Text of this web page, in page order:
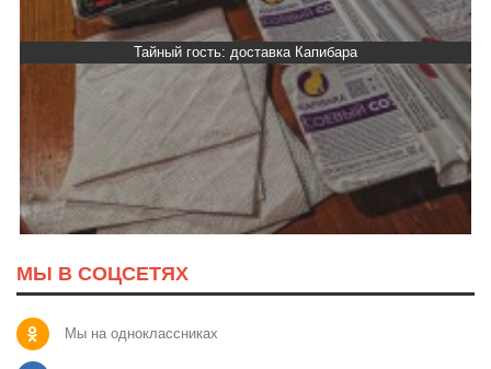
МЫ В СОЦСЕТЯХ
Мы на одноклассниках